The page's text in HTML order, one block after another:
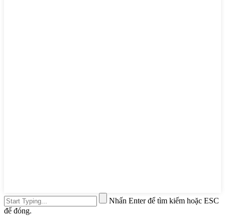
Nhấn Enter để tìm kiếm hoặc ESC
để đóng.